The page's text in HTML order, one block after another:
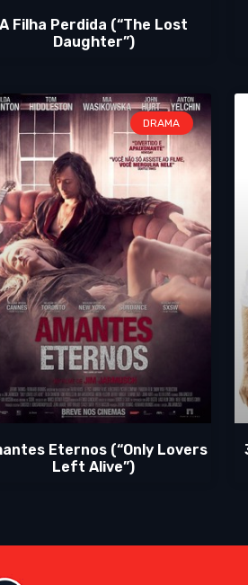
A Filha Perdida (“The Lost
Daughter”)
DRAMA
Eternos (“Only Lovers
Left Alive”)